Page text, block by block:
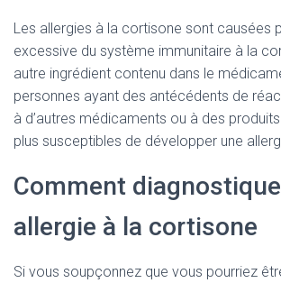
Les allergies à la cortisone sont causées
excessive du système immunitaire à la
autre ingrédient contenu dans le
personnes ayant des antécédents de
à d’autres médicaments ou à des
plus susceptibles de développer une
Comment
allergie à la cortisone
Si vous soupçonnez que vous pourriez